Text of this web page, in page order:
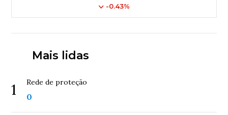
-0.43%
Mais lidas
1 Rede de proteção
0